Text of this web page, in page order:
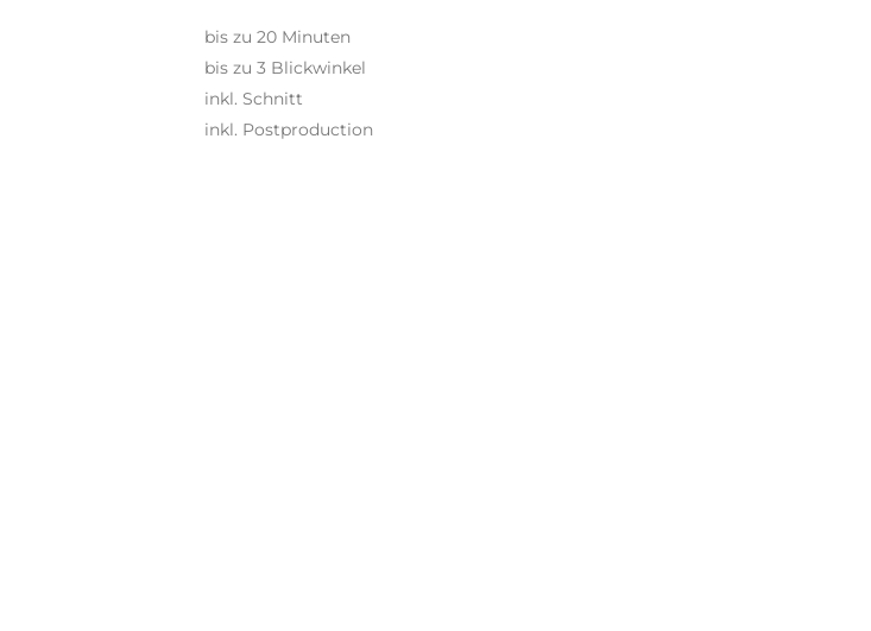
bis zu 20 Minuten
bis zu 3 Blickwinkel
inkl. Schnitt
inkl. Postproduction